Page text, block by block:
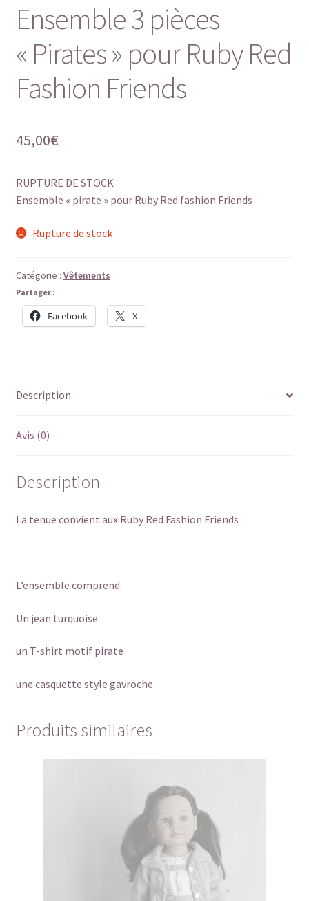
Ensemble 3 pièces
« Pirates » pour Ruby Red
Fashion Friends
45,00€
RUPTURE DE STOCK
Ensemble « pirate » pour Ruby Red fashion Friends
Rupture de stock
Catégorie : Vêtements
Partager :
Facebook X
Description
Avis (0)
Description
La tenue convient aux Ruby Red Fashion Friends
L’ensemble comprend:
Un jean turquoise
un T-shirt motif pirate
une casquette style gavroche
Produits similaires